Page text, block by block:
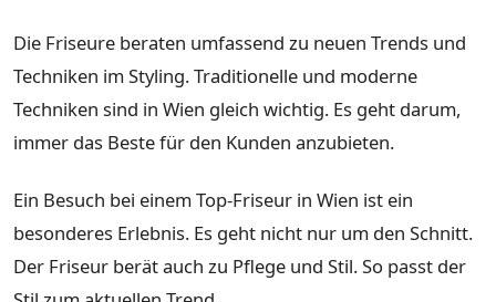
Die Friseure beraten umfassend zu neuen Trends und
Techniken im Styling. Traditionelle und moderne
Techniken sind in Wien gleich wichtig. Es geht darum,
immer das Beste für den Kunden anzubieten.
Ein Besuch bei einem Top-Friseur in Wien ist ein
besonderes Erlebnis. Es geht nicht nur um den Schnitt.
Der Friseur berät auch zu Pflege und Stil. So passt der